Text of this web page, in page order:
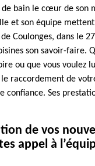
bain le cœur de son
et son équipe
Coulonges, dans le
son savoir-faire.
ou que vous voulez
raccordement de
confiance. Ses
de vos
appel à